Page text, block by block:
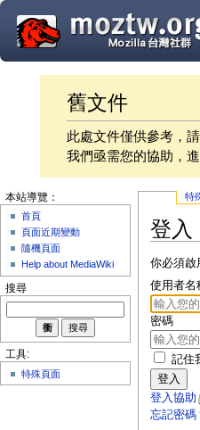
舊文件
此處文件僅供參考，
我們亟需您的協助，
特
登入
你必須啟
使用者名
密碼
記住
登入
登入協助
忘記密碼
本站導覽：
首頁
頁面近期變動
隨機頁面
Help about MediaWiki
搜尋
工具:
特殊頁面